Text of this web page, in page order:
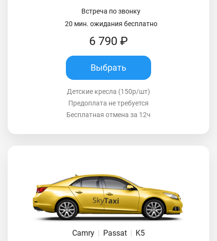
Встреча по звонку
20 мин. ожидания бесплатно
6 790 ₽
Выбрать
Детские кресла (150р/шт)
Предоплата не требуется
Бесплатная отмена за 12ч
Camry Passat K5